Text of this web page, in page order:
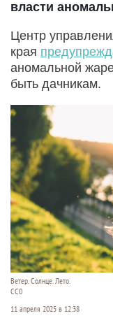
власти
Центр
края
аномальной
быть дачникам.
Ветер. Солнце. Лето.
СС0
11 апреля 2025 в 12:38